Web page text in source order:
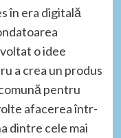
în era digitală
o idee
a crea un produs
pentru
afacerea într-
dintre cele mai